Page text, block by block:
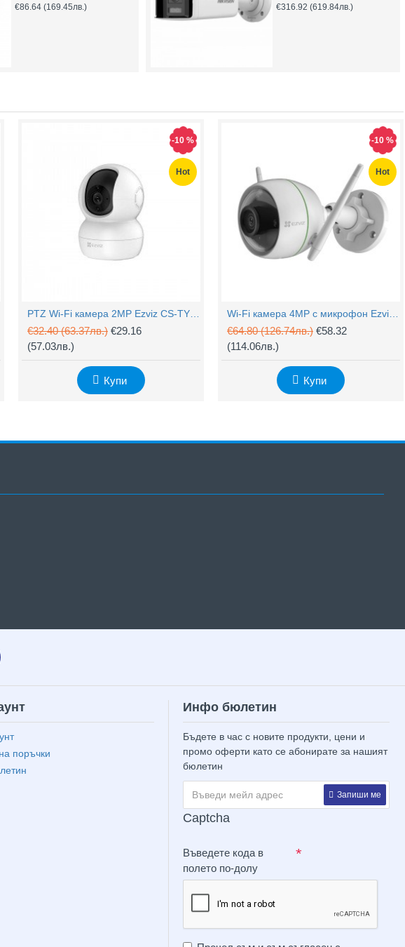
€86.64 (169.45лв.) €316.92(619.84лв.)
Hot
-10 %
€32.40(63.37лв.) €29.16
(57.03лв.)
Купи
Hot
-10 %
€64.80(126.74лв.) €58.32
(114.06лв.)
Купи
поръчки
Инфо бюлетин
Бъдете в час с новите продукти, цени и
промо оферти като се абонирате за нашият
бюлетин
Запиши ме
Captcha
Въведете кода в
полето по-долу